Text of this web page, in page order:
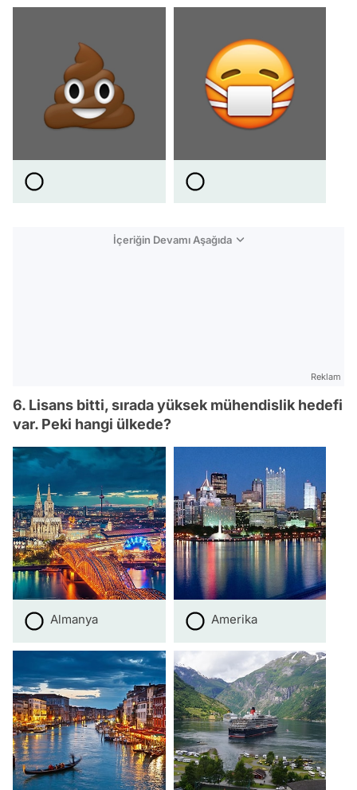
İçeriğin Devamı Aşağıda
Reklam
6. Lisans bitti, sırada yüksek mühendislik hedefi
var. Peki hangi ülkede?
Almanya Amerika